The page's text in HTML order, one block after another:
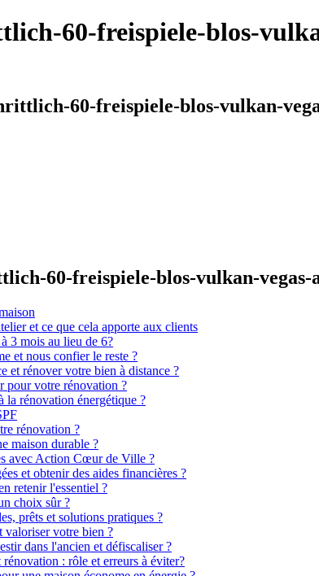
60-freispiele-blos-
60-freispiele-blos-vulkan-
60-freispiele-blos-vulkan-vegas-
et ce que cela apporte aux clients
3 mois au lieu de 6?
et nous confier le reste ?
et rénover votre bien à distance ?
pour votre rénovation ?
la rénovation énergétique ?
rénovation ?
maison durable ?
avec Action Cœur de Ville ?
et obtenir des aides financières ?
retenir l'essentiel ?
choix sûr ?
prêts et solutions pratiques ?
valoriser votre bien ?
dans l'ancien et défiscaliser ?
: rôle et erreurs à éviter?